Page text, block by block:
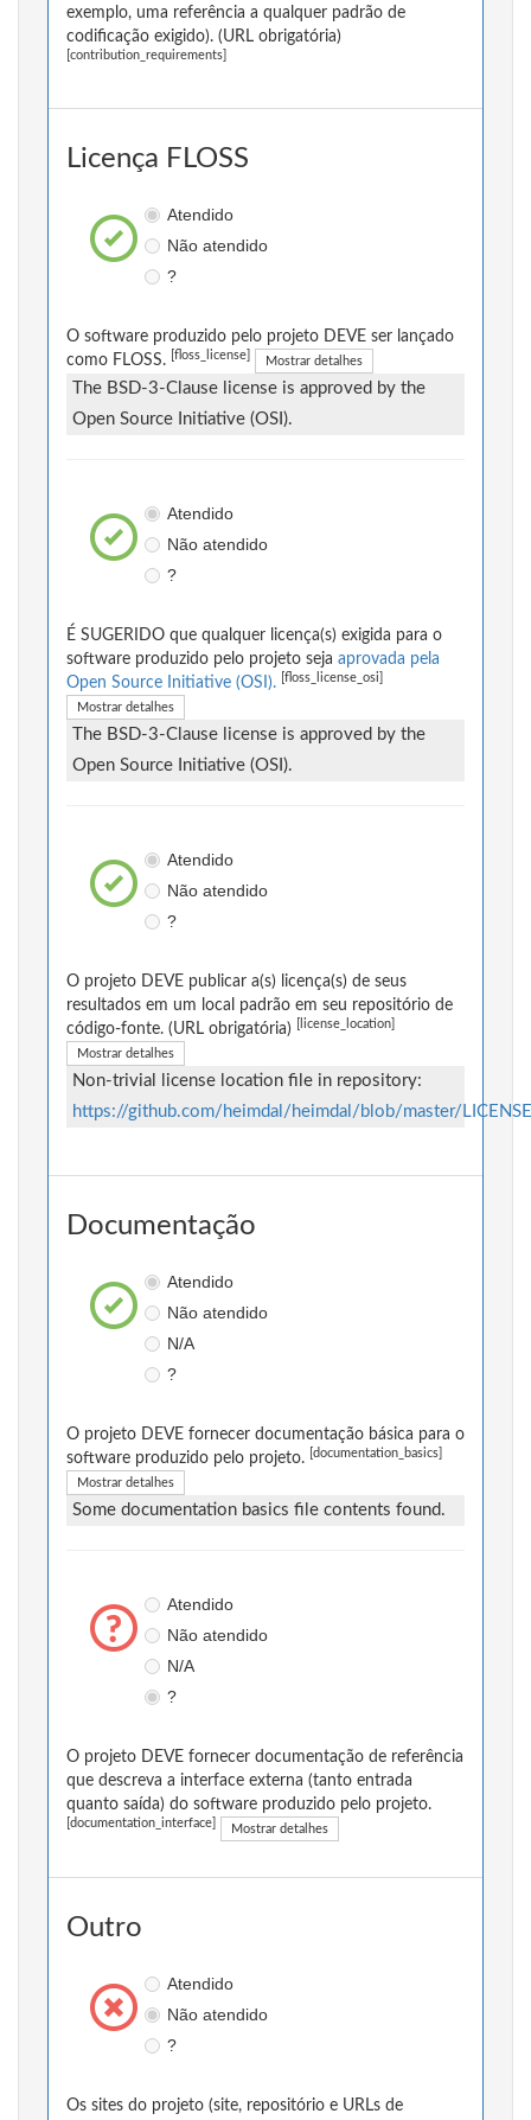
exemplo, uma referência a qualquer padrão de
codificação exigido). (URL obrigatória)
[contribution_requirements]
Licença FLOSS
Atendido
Não atendido
?
O software produzido pelo projeto DEVE ser lançado
como FLOSS.
[floss_license] Mostrar detalhes
The BSD-3-Clause license is approved by the
Open Source Initiative (OSI).
Atendido
Não atendido
?
É SUGERIDO que qualquer licença(s) exigida para o
software produzido pelo projeto seja aprovada pela
Open Source Initiative (OSI).
[floss_license_osi]
Mostrar detalhes
The BSD-3-Clause license is approved by the
Open Source Initiative (OSI).
Atendido
Não atendido
?
O projeto DEVE publicar a(s) licença(s) de seus
resultados em um local padrão em seu repositório de
código-fonte. (URL obrigatória)
[license_location]
Mostrar detalhes
Non-trivial license location file in repository:
https://github.com/heimdal/heimdal/blob/master/LICENSE
Documentação
Atendido
Não atendido
N/A
?
O projeto DEVE fornecer documentação básica para o
software produzido pelo projeto.
[documentation_basics]
Mostrar detalhes
Some documentation basics file contents found.
Atendido
Não atendido
N/A
?
O projeto DEVE fornecer documentação de referência
que descreva a interface externa (tanto entrada
quanto saída) do software produzido pelo projeto.
[documentation_interface] Mostrar detalhes
Outro
Atendido
Não atendido
?
Os sites do projeto (site, repositório e URLs de